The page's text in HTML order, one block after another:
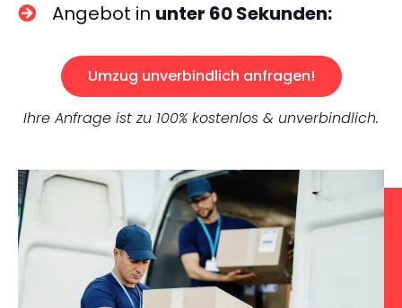
Angebot in unter 60 Sekunden:
Umzug unverbindlich anfragen!
Ihre Anfrage ist zu 100% kostenlos & unverbindlich.